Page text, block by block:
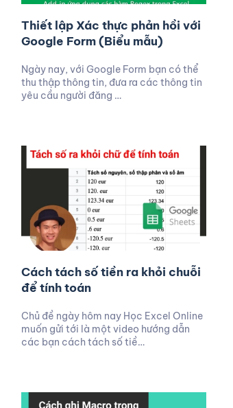
Thiết lập Xác thực phản hồi với
Google Form (Biểu mẫu)
Ngày nay, với Google Form bạn có thể
thu thập thông tin, đưa ra các thông tin
yêu cầu người đăng …
Cách tách số tiền ra khỏi chuỗi
để tính toán
Chủ đề ngày hôm nay Học Excel Online
muốn gửi tới là một video hướng dẫn
các bạn cách tách số tiề…